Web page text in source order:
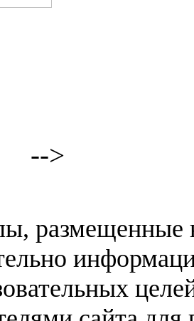
-->
размещенные